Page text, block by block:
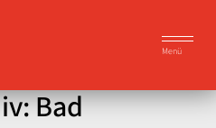
Menü
Bad